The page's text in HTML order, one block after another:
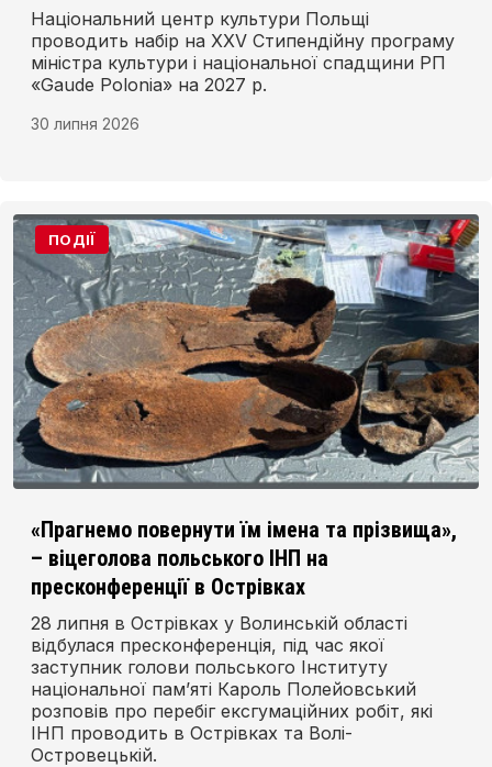
Національний центр культури Польщі
проводить набір на XXV Стипендійну програму
міністра культури і національної спадщини РП
«Gaude Polonia» на 2027 р.
30 липня 2026
ПОДІЇ
«Прагнемо повернути їм імена та прізвища»,
– віцеголова польського ІНП на
пресконференції в Острівках
28 липня в Острівках у Волинській області
відбулася пресконференція, під час якої
заступник голови польського Інституту
національної пам’яті Кароль Полейовський
розповів про перебіг ексгумаційних робіт, які
ІНП проводить в Острівках та Волі-
Островецькій.